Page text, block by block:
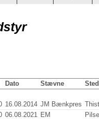
Dato Stævne
Sted
16.08.2014 JM Bænkpres
06.08.2021 EM